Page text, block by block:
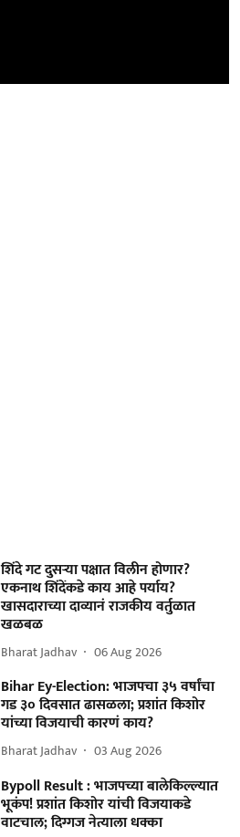
शिंदे गट दुसऱ्या पक्षात विलीन होणार?
एकनाथ शिंदेंकडे काय आहे पर्याय?
खासदाराच्या दाव्यानं राजकीय वर्तुळात
खळबळ
Bharat Jadhav 06 Aug 2026
Bihar Ey-Election: भाजपचा ३५ वर्षांचा
गड ३० दिवसात ढासळला; प्रशांत किशोर
यांच्या विजयाची कारणं काय?
Bharat Jadhav 03 Aug 2026
Bypoll Result : भाजपच्या बालेकिल्ल्यात
भूकंप! प्रशांत किशोर यांची विजयाकडे
वाटचाल; दिग्गज नेत्याला धक्का